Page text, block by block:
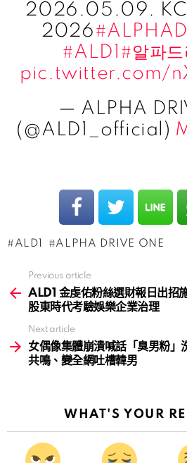
2026.05.09.
2026
#ALD1 #알파
pic.twitter.com/
— ALPHA
(@ALD1_official)
ALD1 ALPHA DRIVE ONE
more
Previous article
ALD1 金虔佑粉絲選財報日出招
股東時代考驗娛樂企業治理
Next article
女偶像集體崩潰喊話「臭男粉」
共鳴、變全網吐槽韓男
WHAT'S YOUR